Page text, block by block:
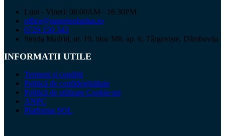
Luni - Vineri: 08:00AM - 16:30PM
office@supertoolsplus.ro
0729 150 343
Strada Madrid, nr. 10, bloc M8, ap. 6, Târgoviște, Dâmbovița
INFORMATII UTILE
Termeni și condiții
Politică de confidențialitate
Politică de utilizare Cookie-uri
ANPC
Platforma SOL